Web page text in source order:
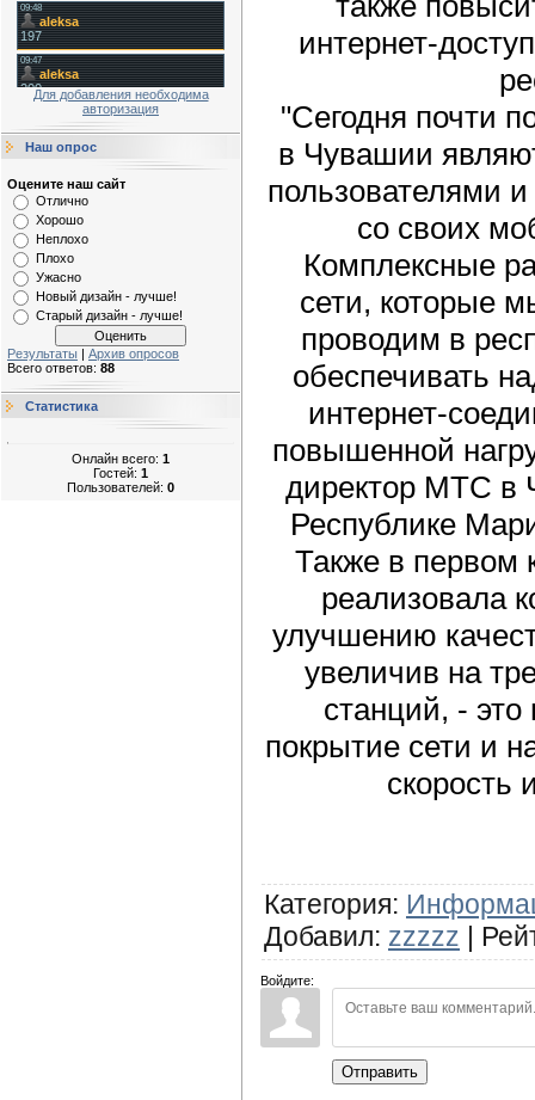
Для добавления необходима
авторизация
Наш опрос
Оцените наш сайт
Отлично
Хорошо
Неплохо
Плохо
Ужасно
Новый дизайн - лучше!
Старый дизайн - лучше!
Результаты | Архив опросов
Всего ответов: 88
Статистика
Онлайн всего: 1
Гостей: 1
Пользователей: 0
интернет-
"Сегодня почти
в Чувашии
пользователями
со своих
Комплексные
сети, которые
проводим в
обеспечивать
интернет-
повышенной
директор МТС в
Республике
Также в первом
реализовала
улучшению
увеличив на
станций, -
покрытие сети и
скорость
Категория:
Добавил: zzzzz |
Войдите:
Отправить